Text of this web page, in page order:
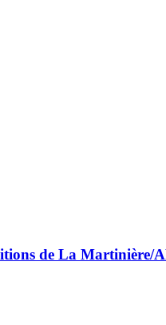
de La Martinière/